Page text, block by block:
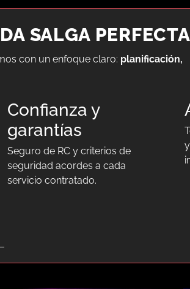
SALGA PERFECTA
con un enfoque claro: planificación,
Confianza y
garantías
Seguro de RC y criterios de
seguridad acordes a cada
servicio contratado.